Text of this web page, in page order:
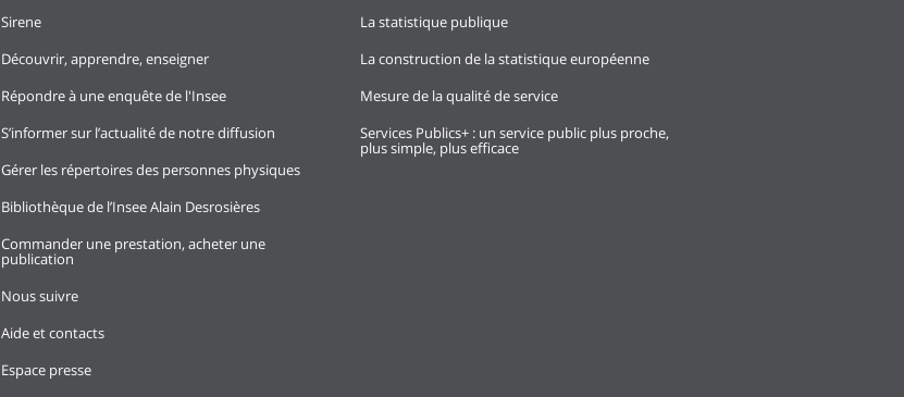
Sirene
Découvrir, apprendre, enseigner
Répondre à une enquête de l'Insee
S’informer sur l’actualité de notre diffusion
Gérer les répertoires des personnes physiques
Bibliothèque de l’Insee Alain Desrosières
Commander une prestation, acheter une
publication
Nous suivre
Aide et contacts
Espace presse
La statistique publique
La construction de la statistique européenne
Mesure de la qualité de service
Services Publics+ : un service public plus proche,
plus simple, plus efficace